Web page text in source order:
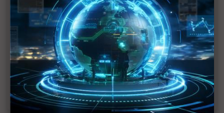
元太看好2026年成長25% 李政昊直言電子紙下個大
市場是「Surface」
元太首登COMPUTEX 攜40家夥伴打造電子紙產業
專區
（獨家）顯示從裝置走向表面 元太李政昊揭AI如何
重塑產業競爭邏輯